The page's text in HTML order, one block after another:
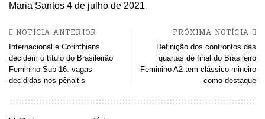
Maria Santos 4 de julho de 2021
NOTÍCIA ANTERIOR
Internacional e Corinthians
decidem o título do Brasileirão
Feminino Sub-16: vagas
decididas nos pênaltis
PRÓXIMA NOTÍCIA
Definição dos confrontos das
quartas de final do Brasileiro
Feminino A2 tem clássico mineiro
como destaque